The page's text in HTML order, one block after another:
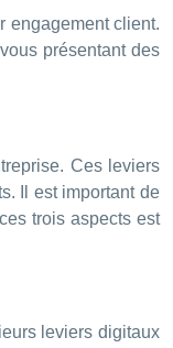
engagement client.
présentant des
Ces leviers
Il est important de
trois aspects est
leviers digitaux